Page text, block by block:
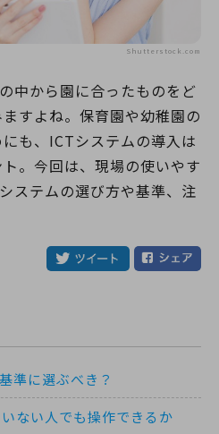
Shutterstock.com
中から園に合ったものをど
すよね。保育園や幼稚園の
も、ICTシステムの導入は
。今回は、現場の使いやす
ステムの選び方や基準、注
準に選ぶべき？
ない人でも操作できるか